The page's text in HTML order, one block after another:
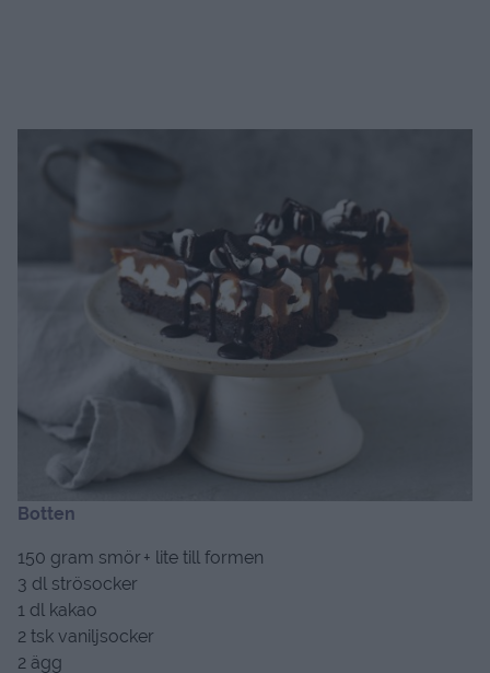
Botten
150 gram smör + lite till formen
3 dl strösocker
1 dl kakao
2 tsk vaniljsocker
2 ägg